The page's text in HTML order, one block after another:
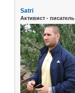
Satri
Активист - писатель